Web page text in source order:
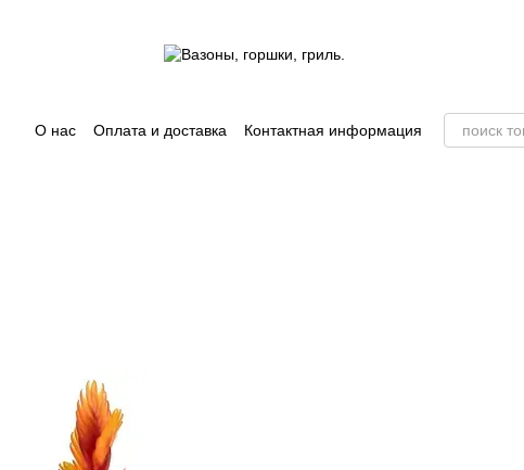
О нас Оплата и доставка Контактная информация